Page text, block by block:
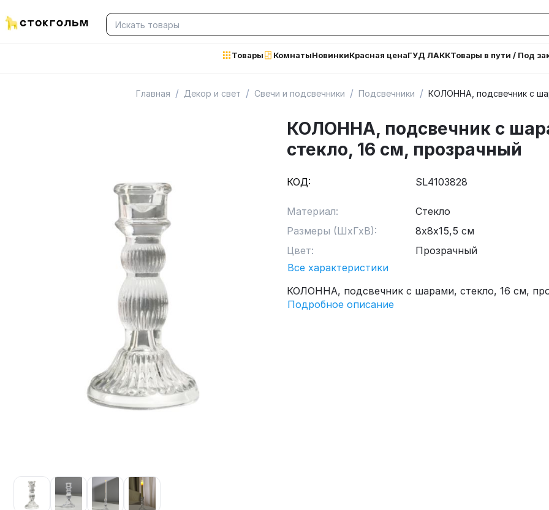
Товары КомнатыНовинкиКрасная ценаГУД ЛАККТовары в пути / Под
Главная / Декор и свет / Свечи и подсвечники / Подсвечники / КОЛОННА, подсвечник с
КОЛОННА, подсвечник с
стекло, 16 см, прозрачный
КОД: SL4103828
Материал:
Стекло
Размеры (ШхГхВ):
8х8х15,5 см
Цвет:
Прозрачный
Все характеристики
КОЛОННА, подсвечник с шарами, стекло, 16 см,
Подробное описание